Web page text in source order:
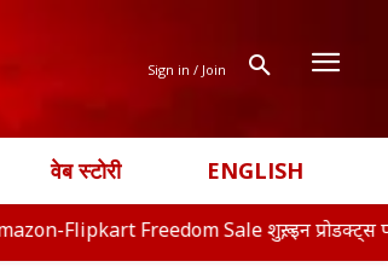
Sign in / Join
वेब स्टोरी ENGLISH
Freedom Sale शुरू, इन प्रोडक्ट्स पर मिल रहा